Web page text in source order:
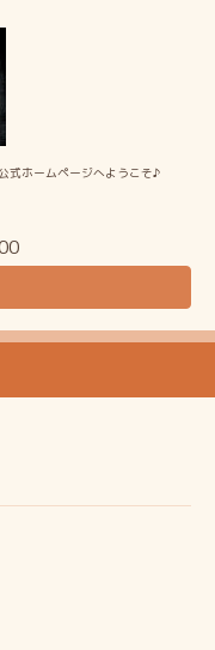
式ホームページへようこそ♪